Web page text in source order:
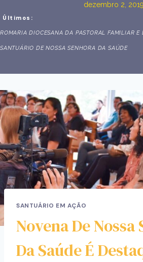
dezembro 2, 2019
Últimos:
ROMARIA DIOCESANA DA PASTORAL FAMILIAR E
SANTUÁRIO DE NOSSA SENHORA DA SAÚDE
SANTUÁRIO EM AÇÃO
Novena De Nossa
Da Saúde É